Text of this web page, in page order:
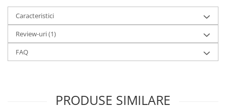
Caracteristici
Review-uri(1)
FAQ
PRODUSE SIMILARE